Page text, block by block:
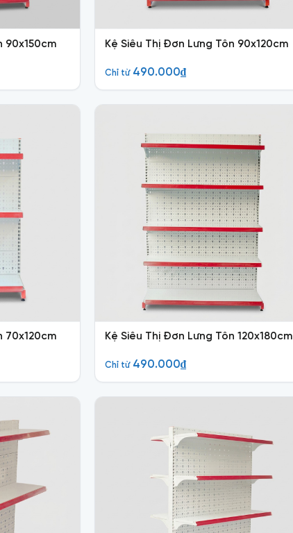
90x150cm Kệ Siêu Thị Đơn Lưng Tôn 90x120cm
Chỉ từ 490.000₫
70x120cm Kệ Siêu Thị Đơn Lưng Tôn 120x180cm
Chỉ từ 490.000₫